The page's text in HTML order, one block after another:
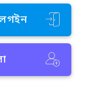
লগইন